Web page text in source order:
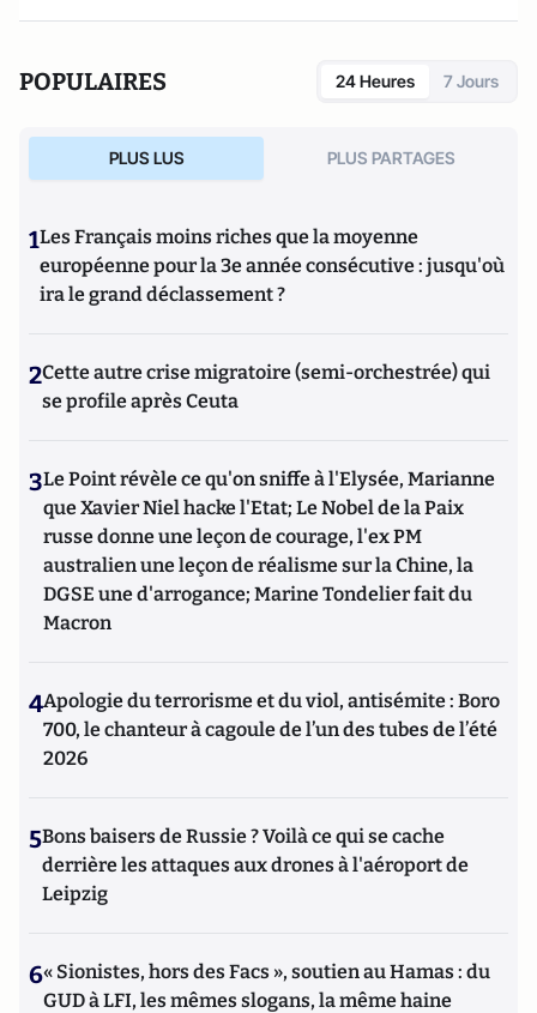
POPULAIRES 24 Heures 7 Jours
PLUS LUS PLUS PARTAGES
1Les Français moins riches que la moyenne
européenne pour la 3e année consécutive : jusqu'où
ira le grand déclassement ?
2Cette autre crise migratoire (semi-orchestrée) qui
se profile après Ceuta
3Le Point révèle ce qu'on sniffe à l'Elysée, Marianne
que Xavier Niel hacke l'Etat; Le Nobel de la Paix
russe donne une leçon de courage, l'ex PM
australien une leçon de réalisme sur la Chine, la
DGSE une d'arrogance; Marine Tondelier fait du
Macron
4Apologie du terrorisme et du viol, antisémite : Boro
700, le chanteur à cagoule de l’un des tubes de l’été
2026
5Bons baisers de Russie ? Voilà ce qui se cache
derrière les attaques aux drones à l'aéroport de
Leipzig
6« Sionistes, hors des Facs », soutien au Hamas : du
GUD à LFI, les mêmes slogans, la même haine